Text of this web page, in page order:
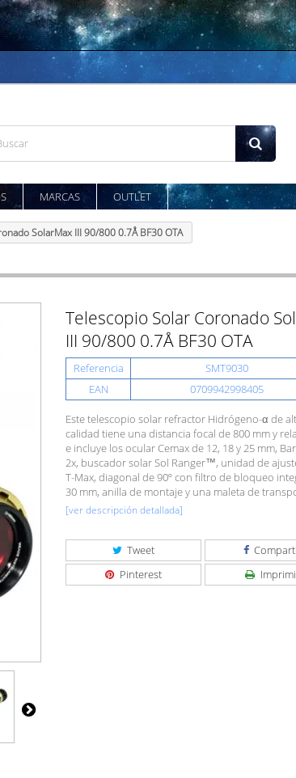
MARCAS OUTLET
SolarMax III 90/800 0.7Å BF30 OTA
Telescopio Solar Coronado
III 90/800 0.7Å BF30 OTA
Referencia
SMT9030
EAN
0709942998405
Este telescopio solar refractor Hidrógeno-α de
calidad tiene una distancia focal de 800 mm y
e incluye los ocular Cemax de 12, 18 y 25 mm,
2x, buscador solar Sol Ranger™, unidad de
T-Max, diagonal de 90º con filtro de bloqueo
30 mm, anilla de montaje y una maleta de
[ver descripción detallada]
Tweet
Pinterest